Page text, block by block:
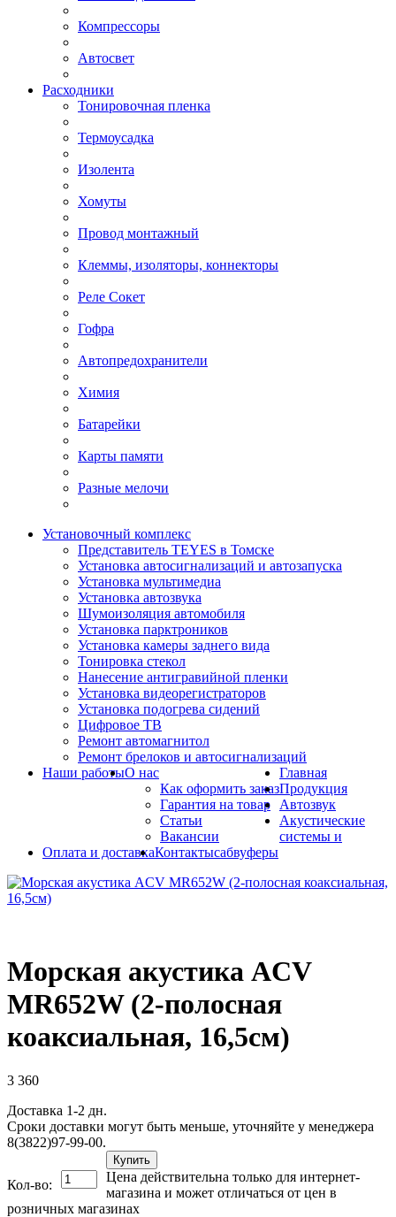
Компрессоры
Автосвет
Расходники
Тонировочная пленка
Термоусадка
Изолента
Хомуты
Провод монтажный
Клеммы, изоляторы, коннекторы
Реле Сокет
Гофра
Автопредохранители
Химия
Батарейки
Карты памяти
Разные мелочи
Установочный комплекс
Представитель TEYES в Томске
Установка автосигнализаций и автозапуска
Установка мультимедиа
Установка автозвука
Шумоизоляция автомобиля
Установка парктроников
Установка камеры заднего вида
Тонировка стекол
Нанесение антигравийной пленки
Установка видеорегистраторов
Установка подогрева сидений
Цифровое ТВ
Ремонт автомагнитол
Ремонт брелоков и автосигнализаций
Наши работыО нас
Как оформить заказ
Гарантия на товар
Статьи
Вакансии
Оплата и доставкаКонтакты
Главная
Продукция
Автозвук
Акустические
системы и
сабвуферы
Морская акустика ACV
MR652W (2-полосная
коаксиальная, 16,5см)
3 360
Доставка 1-2 дн.
Сроки доставки могут быть меньше, уточняйте у менеджера
8(3822)97-99-00.
Кол-во:
Купить
Цена действительна только для интернет-
магазина и может отличаться от цен в
розничных магазинах